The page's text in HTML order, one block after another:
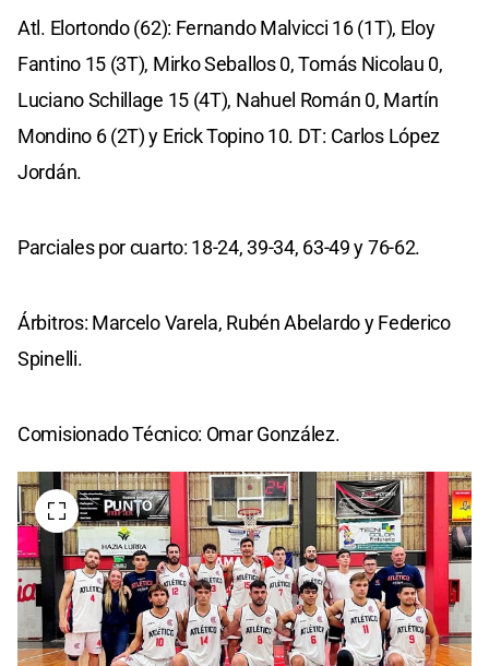
Atl. Elortondo (62): Fernando Malvicci 16 (1T), Eloy
Fantino 15 (3T), Mirko Seballos 0, Tomás Nicolau 0,
Luciano Schillage 15 (4T), Nahuel Román 0, Martín
Mondino 6 (2T) y Erick Topino 10. DT: Carlos López
Jordán.
Parciales por cuarto: 18-24, 39-34, 63-49 y 76-62.
Árbitros: Marcelo Varela, Rubén Abelardo y Federico
Spinelli.
Comisionado Técnico: Omar González.